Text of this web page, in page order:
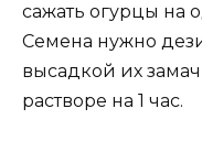
сажать огурцы на
Семена нужно
высадкой их
растворе на 1 час.